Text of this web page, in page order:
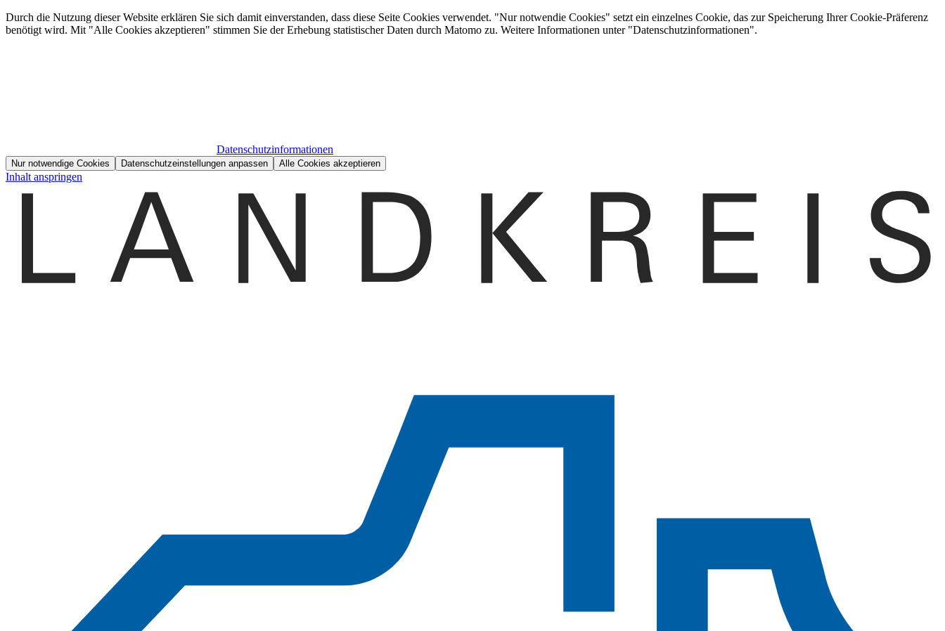
Durch die Nutzung dieser Website erklären Sie sich damit einverstanden, dass diese Seite Cookies verwendet. "Nur notwendie Cookies" setzt ein einzelnes Cookie, das zur Speicherung Ihrer Cookie-Präferenz
benötigt wird. Mit "Alle Cookies akzeptieren" stimmen Sie der Erhebung statistischer Daten durch Matomo zu. Weitere Informationen unter "Datenschutzinformationen".
Datenschutzinformationen
Nur notwendige Cookies Datenschutzeinstellungen anpassen Alle Cookies akzeptieren
Inhalt anspringen